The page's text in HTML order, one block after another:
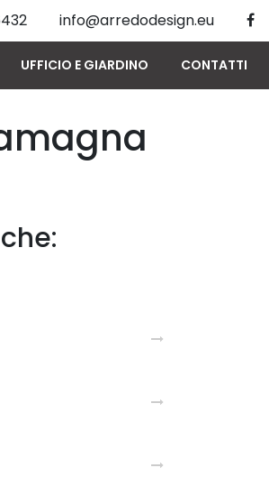
info@arredodesign.eu
UFFICIO E GIARDINO CONTATTI